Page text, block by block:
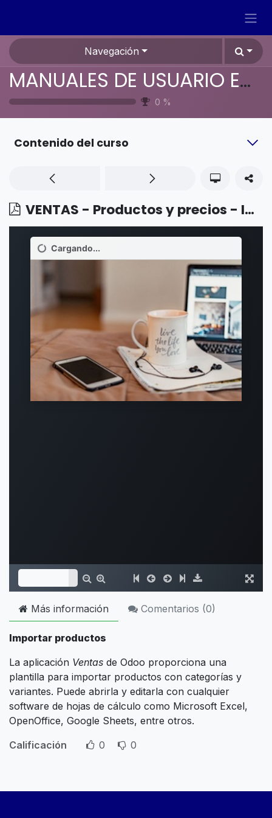
Navegación
MANUALES DE USUARIO EN ESPAÑOL ODOO 19
0 %
Contenido del curso
VENTAS - Productos y precios - Importar productos
Más información Comentarios (0)
Importar productos
La aplicación Ventas de Odoo proporciona una
plantilla para importar productos con categorías y
variantes. Puede abrirla y editarla con cualquier
software de hojas de cálculo como Microsoft Excel,
OpenOffice, Google Sheets, entre otros.
Calificación
0 0